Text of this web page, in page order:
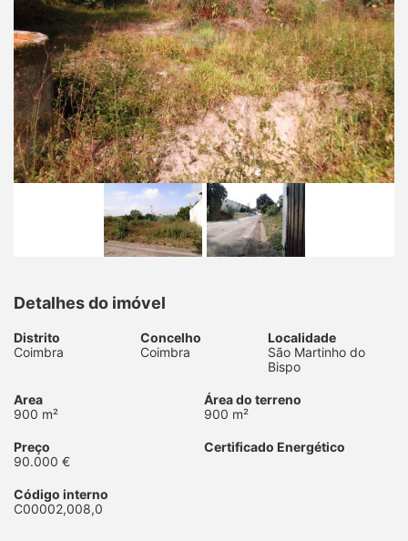
Detalhes do imóvel
Distrito
Coimbra
Concelho
Coimbra
Localidade
São Martinho do
Bispo
Area
900 m²
Área do terreno
900 m²
Preço
90.000 €
Certificado Energético
Código interno
C00002,008,0